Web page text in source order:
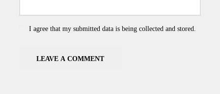
I agree that my submitted data is being collected and stored.